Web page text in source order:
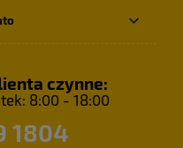
czynne:
8:00 - 18:00
1804